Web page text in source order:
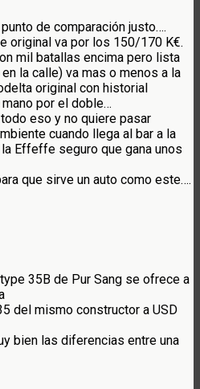
de comparación justo….
original va por los 150/170 K€.
mil batallas encima pero lista
la calle) va mas o menos a la
original con historial
por el doble…
eso y no quiere pasar
cuando llega al bar a la
la Effeffe seguro que gana unos
que sirve un auto como este….
35B de Pur Sang se ofrece a
del mismo constructor a USD
bien las diferencias entre una